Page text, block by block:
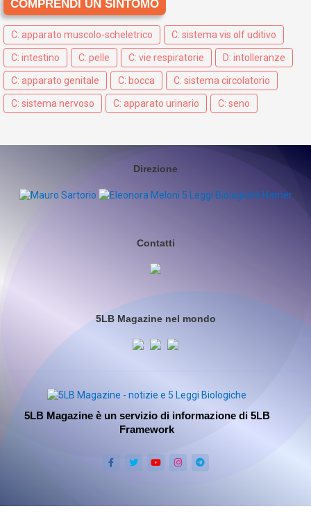
COMPRENDI UN SINTOMO
C: apparato muscolo-scheletrico C: sistema vis olf uditivo
C: intestino C: pelle C: vie respiratorie D: intolleranze
C: apparato genitale C: bocca C: sistema circolatorio
C: sistema nervoso C: apparato urinario C: seno
Direzione
Contatti
5LB Magazine nel mondo
5LB Magazine è un servizio di informazione di 5LB
Framework